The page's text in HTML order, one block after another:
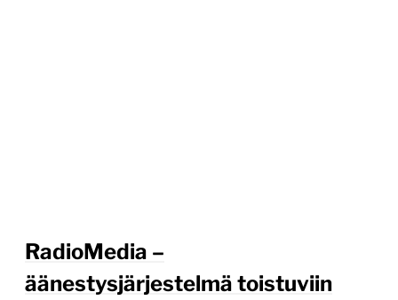
RadioMedia –
äänestysjärjestelmä toistuviin